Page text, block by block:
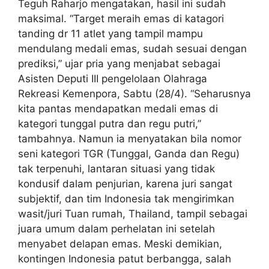
Teguh Raharjo mengatakan, hasil ini sudah
maksimal. “Target meraih emas di katagori
tanding dr 11 atlet yang tampil mampu
mendulang medali emas, sudah sesuai dengan
prediksi,” ujar pria yang menjabat sebagai
Asisten Deputi III pengelolaan Olahraga
Rekreasi Kemenpora, Sabtu (28/4). “Seharusnya
kita pantas mendapatkan medali emas di
kategori tunggal putra dan regu putri,”
tambahnya. Namun ia menyatakan bila nomor
seni kategori TGR (Tunggal, Ganda dan Regu)
tak terpenuhi, lantaran situasi yang tidak
kondusif dalam penjurian, karena juri sangat
subjektif, dan tim Indonesia tak mengirimkan
wasit/juri Tuan rumah, Thailand, tampil sebagai
juara umum dalam perhelatan ini setelah
menyabet delapan emas. Meski demikian,
kontingen Indonesia patut berbangga, salah